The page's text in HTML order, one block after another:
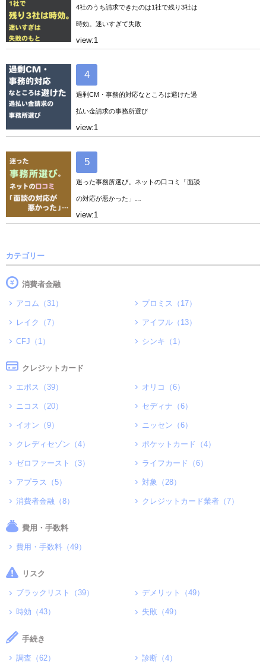
4社のうち請求できたのは1社で残り3社は
時効。迷いすぎて失敗
view:1
過剰CM・事務的対応なところは避けた過
払い金請求の事務所選び
view:1
迷った事務所選び。ネットの口コミ「面談
の対応が悪かった」…
view:1
カテゴリー
消費者金融
アコム（31） プロミス（17）
レイク（7） アイフル（13）
CFJ（1） シンキ（1）
クレジットカード
エポス（39） オリコ（6）
ニコス（20） セディナ（6）
イオン（9） ニッセン（6）
クレディセゾン（4） ポケットカード（4）
ゼロファースト（3） ライフカード（6）
アプラス（5） 対象（28）
消費者金融（8） クレジットカード業者（7）
費用・手数料
費用・手数料（49）
リスク
ブラックリスト（39） デメリット（49）
時効（43） 失敗（49）
手続き
調査（62） 診断（4）